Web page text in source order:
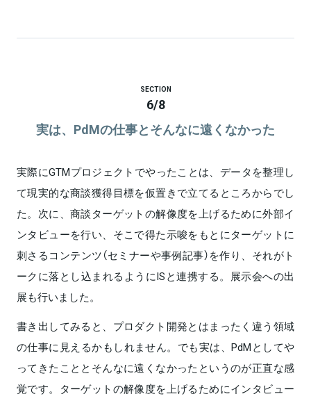
SECTION
6/8
実は、PdMの仕事とそんなに遠くなかった
実際にGTMプロジェクトでやったことは、データを整理し
て現実的な商談獲得目標を仮置きで立てるところからでし
た。次に、商談ターゲットの解像度を上げるために外部イ
ンタビューを行い、そこで得た示唆をもとにターゲットに
刺さるコンテンツ（セミナーや事例記事）を作り、それがト
ークに落とし込まれるようにISと連携する。展示会への出
展も行いました。
書き出してみると、プロダクト開発とはまったく違う領域
の仕事に見えるかもしれません。でも実は、PdMとしてや
ってきたこととそんなに遠くなかったというのが正直な感
覚です。ターゲットの解像度を上げるためにインタビュー